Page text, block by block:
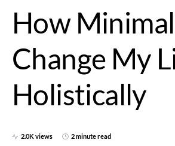
How
Change My
Holistically
2.0K views 2 minute read